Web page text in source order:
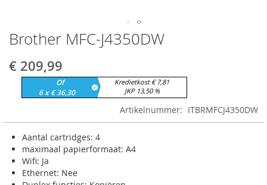
Ga
naar
het
begin
gallerij
Brother MFC-J4350DW
€ 209,99
Of
6 x € 36,30
Kredietkost € 7,81
JKP 13,50 %
Artikelnummer ITBRMFCJ4350DW
Aantal cartridges: 4
maximaal papierformaat: A4
Wifi: Ja
Ethernet: Nee